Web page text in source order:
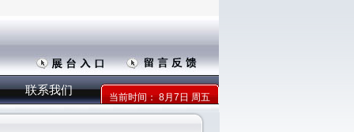
联系我们
当前时间：8月7日 周五